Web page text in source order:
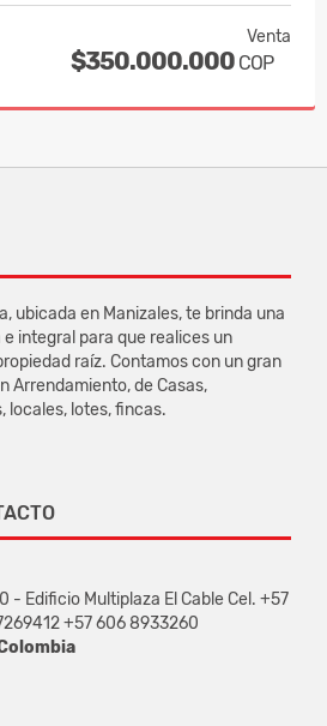
Venta
$350.000.000 COP
ubicada en Manizales, te brinda una
integral para que realices un
raíz. Contamos con un gran
Arrendamiento, de Casas,
locales, lotes, fincas.
- Edificio Multiplaza El Cable Cel. +57
+57 606 8933260